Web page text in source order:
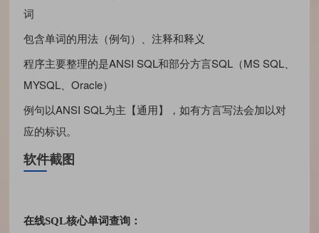
词
包含单词的用法（例句）、注释和释义
程序主要整理的是ANSI SQL和部分方言SQL（MS SQL、
MYSQL、Oracle）
例句以ANSI SQL为主【通用】，如有方言写法会加以对
应的标识。
软件截图
在线SQL核心单词查询：